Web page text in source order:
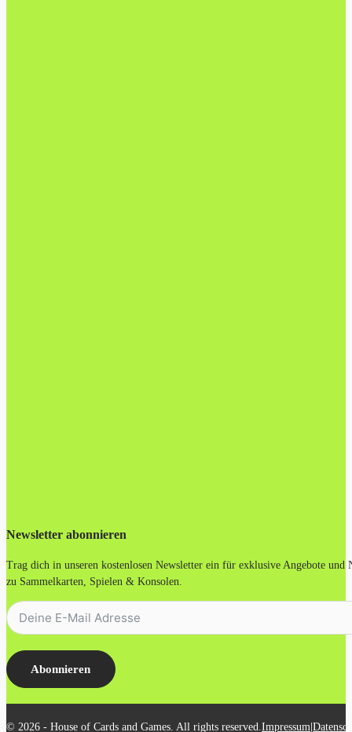
Newsletter abonnieren
Trag dich in unseren kostenlosen Newsletter ein für exklusive Angebote und
zu Sammelkarten, Spielen & Konsolen.
Abonnieren
© 2026 - House of Cards and Games. All rights reserved.Impressum|